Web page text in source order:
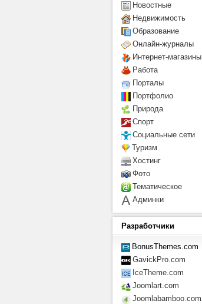
Новостные
Недвижимость
Образование
Онлайн-журналы
Интернет-магазины
Работа
Порталы
Портфолио
Природа
Спорт
Социальные сети
Туризм
Хостинг
Фото
Тематическое
Админки
Разработчики
BonusThemes.com
GavickPro.com
IceTheme.com
Joomlart.com
Joomlabamboo.com